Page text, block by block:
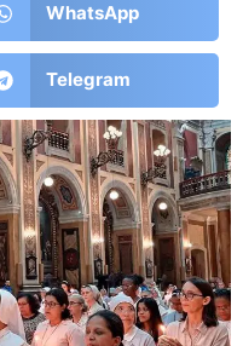
WhatsApp
Telegram